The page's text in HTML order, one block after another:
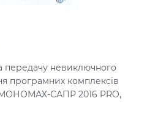
передачу невиключного
програмних комплексів
САПР 2016 PRO,